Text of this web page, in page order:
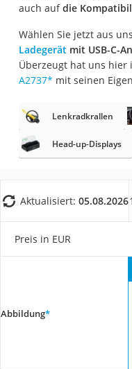
auch aufdie
Wählen Sie jetzt aus
Ladegerätmit USB-C-
Überzeugt hat uns hier
A2737* mit seinen
Lenkradkrallen
Head-up-Displays
Aktualisiert: 05.08.2026
Preis in EUR
Abbildung*